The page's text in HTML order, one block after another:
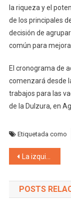
la riqueza y el
de los principales
decisión de
común para
El cronograma de
comenzará desde
trabajos para las
de la Dulzura, en
Etiquetada como
La izquierda de San Luis celebró la unidad nacional de la fuerza «Somos la única una alternativa política independiente contra el FMI»
POSTS